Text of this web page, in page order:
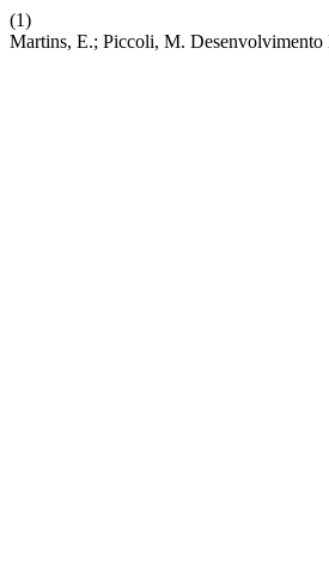
(1)
Martins, E.; Piccoli, M.